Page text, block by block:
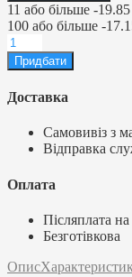
11 або більше -
100 або більше -
Доставка
Самовивіз з
Відправка
Оплата
Післяплата
Безготівкова
Опис